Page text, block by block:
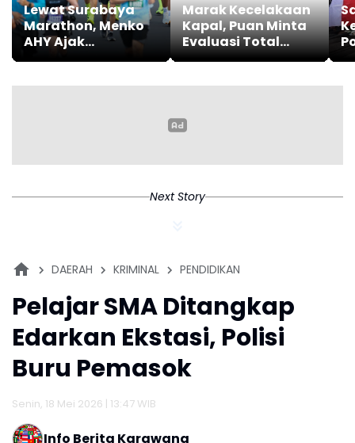
Lewat Surabaya
Marathon, Menko
AHY Ajak
Masyarakat
Sehat dan
Marak Kecelakaan
Kapal, Puan Minta
Evaluasi Total
Transportasi Laut
Next Story
DAERAH KRIMINAL PENDIDIKAN
Pelajar SMA Ditangkap
Edarkan Ekstasi, Polisi
Buru Pemasok
Senin, 18 Mei 2026 | 13:47 WIB
Info Berita Karawang